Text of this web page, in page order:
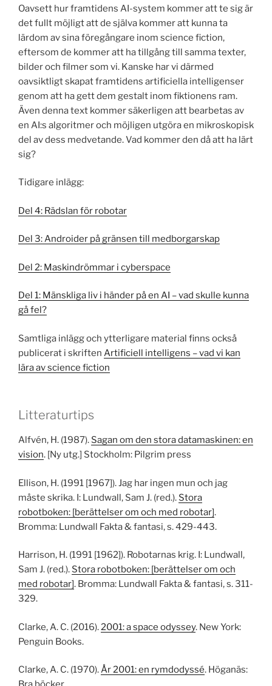
Oavsett hur framtidens AI-system kommer att te sig är
det fullt möjligt att de själva kommer att kunna ta
lärdom av sina föregångare inom science fiction,
eftersom de kommer att ha tillgång till samma texter,
bilder och filmer som vi. Kanske har vi därmed
oavsiktligt skapat framtidens artificiella intelligenser
genom att ha gett dem gestalt inom fiktionens ram.
Även denna text kommer säkerligen att bearbetas av
en AI:s algoritmer och möjligen utgöra en mikroskopisk
del av dess medvetande. Vad kommer den då att ha lärt
sig?
Tidigare inlägg:
Del 4: Rädslan för robotar
Del 3: Androider på gränsen till medborgarskap
Del 2: Maskindrömmar i cyberspace
Del 1: Mänskliga liv i händer på en AI – vad skulle kunna
gå fel?
Samtliga inlägg och ytterligare material finns också
publicerat i skriften Artificiell intelligens – vad vi kan
lära av science fiction
Litteraturtips
Alfvén, H. (1987). Sagan om den stora datamaskinen: en
vision. [Ny utg.] Stockholm: Pilgrim press
Ellison, H. (1991 [1967]). Jag har ingen mun och jag
måste skrika. I: Lundwall, Sam J. (red.). Stora
robotboken: [berättelser om och med robotar].
Bromma: Lundwall Fakta & fantasi, s. 429-443.
Harrison, H. (1991 [1962]). Robotarnas krig. I: Lundwall,
Sam J. (red.). Stora robotboken: [berättelser om och
med robotar]. Bromma: Lundwall Fakta & fantasi, s. 311-
329.
Clarke, A. C. (2016).2001: a space odyssey. New York:
Penguin Books.
Clarke, A. C. (1970).År 2001: en rymdodyssé. Höganäs: